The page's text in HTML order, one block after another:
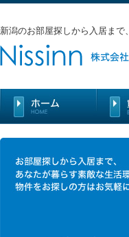
新潟のお部屋探しから入居まで